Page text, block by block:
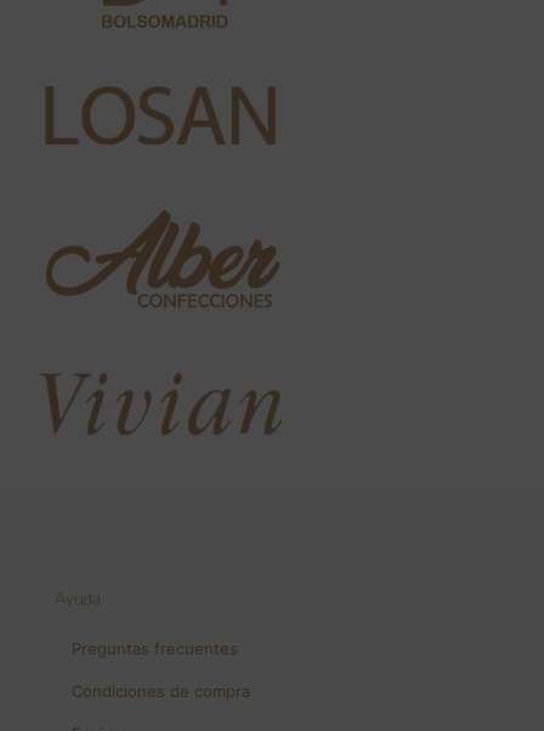
Ayuda
Preguntas frecuentes
Condiciones de compra